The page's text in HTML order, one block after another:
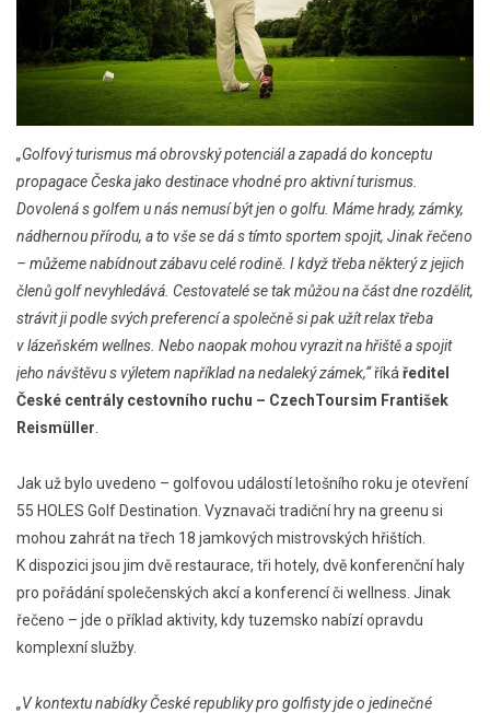
„Golfový turismus má obrovský potenciál a zapadá do konceptu
propagace Česka jako destinace vhodné pro aktivní turismus.
Dovolená s golfem u nás nemusí být jen o golfu. Máme hrady, zámky,
nádhernou přírodu, a to vše se dá s tímto sportem spojit, Jinak řečeno
– můžeme nabídnout zábavu celé rodině. I když třeba některý z jejich
členů golf nevyhledává. Cestovatelé se tak můžou na část dne rozdělit,
strávit ji podle svých preferencí a společně si pak užít relax třeba
v lázeňském wellnes. Nebo naopak mohou vyrazit na hřiště a spojit
jeho návštěvu s výletem například na nedaleký zámek,“říká ředitel
České centrály cestovního ruchu – CzechToursim František
Reismüller
Jak už bylo uvedeno – golfovou událostí letošního roku je otevření
55 HOLES Golf Destination. Vyznavači tradiční hry na greenu si
mohou zahrát na třech 18 jamkových mistrovských hřištích.
K dispozici jsou jim dvě restaurace, tři hotely, dvě konferenční haly
pro pořádání společenských akcí a konferencí či wellness. Jinak
řečeno – jde o příklad aktivity, kdy tuzemsko nabízí opravdu
komplexní služby.
„V kontextu nabídky České republiky pro golfisty jde o jedinečné